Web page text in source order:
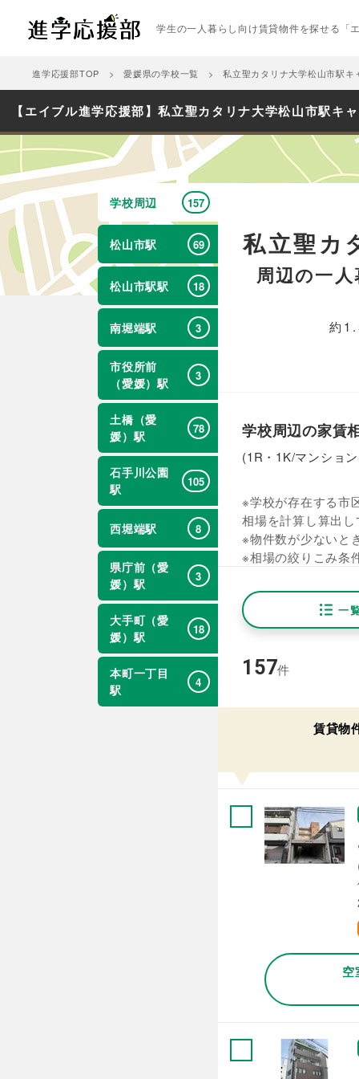
学生の一人暮らし向け賃貸物件を探せる「
進学応援部TOP 愛媛県の学校一覧 私立聖カタリナ大学松山市駅キ
【エイブル進学応援部】私立聖カタリナ大学松山市駅
学校周辺 157
松山市駅 69
松山市駅駅 18
南堀端駅 3
市役所前
（愛媛）駅
3
土橋（愛
媛）駅
78
石手川公園
駅
105
西堀端駅 8
県庁前（愛
媛）駅
3
大手町（愛
媛）駅
18
本町一丁目
駅
4
私立聖カ
周辺の一
約
学校周辺の家賃
(1R・1K/マンショ
※学校が存在する市
相場を計算し算出
※物件数が少ないと
※相場の絞りこみ条
一
157件
賃貸物
空